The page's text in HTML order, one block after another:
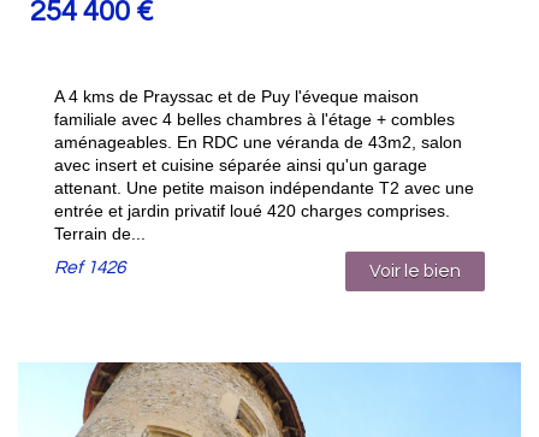
254 400 €
A 4 kms de Prayssac et de Puy l'éveque maison
familiale avec 4 belles chambres à l'étage + combles
aménageables. En RDC une véranda de 43m2, salon
avec insert et cuisine séparée ainsi qu'un garage
attenant. Une petite maison indépendante T2 avec une
entrée et jardin privatif loué 420 charges comprises.
Terrain de...
Ref1426 Voir le bien